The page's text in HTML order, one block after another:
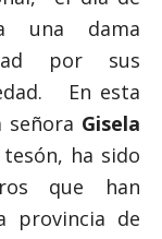
una dama
por sus
En esta
señora Gisela
ha sido
que han
provincia de